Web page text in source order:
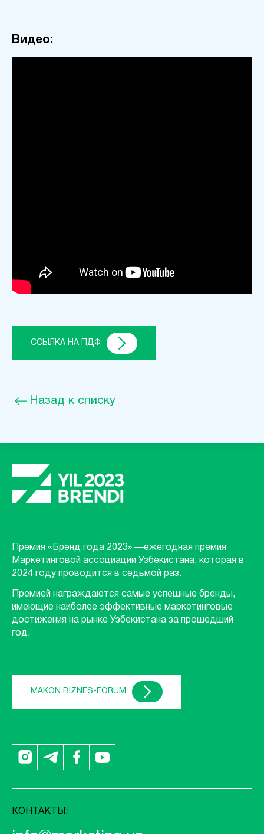
Видео:
ССЫЛКА НА ПДФ
Назад к списку
Премия «Бренд года 2023» —ежегодная премия
Маркетинговой ассоциации Узбекистана, которая в
2024 году проводится в седьмой раз.
Премией награждаются самые успешные бренды,
имеющие наиболее эффективные маркетинговые
достижения на рынке Узбекистана за прошедший
год.
MAKON BIZNES-FORUM
КОНТАКТЫ: